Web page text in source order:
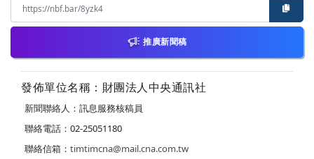
推廣新聞稿
發佈單位名稱：財團法人中央通訊社
新聞聯絡人：訊息服務核稿員
聯絡電話：02-25051180
聯絡信箱： timtimcna@mail.cna.com.tw